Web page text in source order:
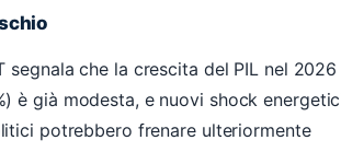
segnala che la crescita del PIL nel 2026
è già modesta, e nuovi shock
potrebbero frenare ulteriormente